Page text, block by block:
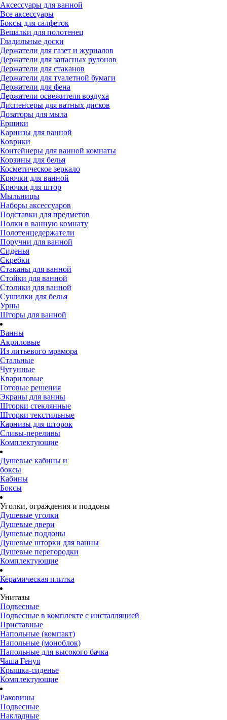
Аксессуары для ванной
Все аксессуары
Боксы для салфеток
Вешалки для полотенец
Гладильные доски
Держатели для газет и журналов
Держатели для запасных рулонов
Держатели для стаканов
Держатели для туалетной бумаги
Держатели для фена
Держатели освежителя воздуха
Диспенсеры для ватных дисков
Дозаторы для мыла
Ершики
Карнизы для ванной
Коврики
Контейнеры для ванной комнаты
Корзины для белья
Косметическое зеркало
Крючки для ванной
Крючки для штор
Мыльницы
Наборы аксессуаров
Подставки для предметов
Полки в ванную комнату
Полотенцедержатели
Поручни для ванной
Сиденья
Скребки
Стаканы для ванной
Стойки для ванной
Столики для ванной
Сушилки для белья
Урны
Шторы для ванной
Ванны
Акриловые
Из литьевого мрамора
Стальные
Чугунные
Квариловые
Готовые решения
Экраны для ванны
Шторки стеклянные
Шторки текстильные
Карнизы для шторок
Сливы-переливы
Комплектующие
Душевые кабины и
боксы
Кабины
Боксы
Уголки, ограждения и поддоны
Душевые уголки
Душевые двери
Душевые поддоны
Душевые шторки для ванны
Душевые перегородки
Комплектующие
Керамическая плитка
Унитазы
Подвесные
Подвесные в комплекте с инсталляцией
Приставные
Напольные (компакт)
Напольные (моноблок)
Напольные для высокого бачка
Чаша Генуя
Крышка-сиденье
Комплектующие
Раковины
Подвесные
Накладные